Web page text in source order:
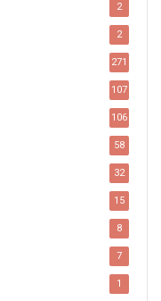
2
2
271
107
106
58
32
15
8
7
1